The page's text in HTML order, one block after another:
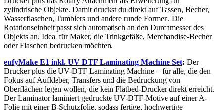
zylindrische Objekte. Damit druckst du direkt auf Tassen, Becher,
Wasserflaschen, Tumblers und andere runde Formen. Die
Rotationseinheit passt sich automatisch an den Durchmesser des
Objekts an. Ideal für Maker, die Trinkgefäße, Merchandise-Becher
oder Flaschen bedrucken möchten.
eufyMake E1 inkl. UV DTF Laminating Machine Set: Der
Drucker plus die UV-DTF Laminating Machine – für alle, die den
Fokus auf Aufkleber, Transfers und die Bedruckung von
Oberflächen legen wollen, die kein Flatbed-Drucker direkt erreicht.
Der Laminator laminiert gedruckte UV-DTF-Motive auf einer A-
Folie mit einer B-Schutzfolie, sodass fertige, hochwertige